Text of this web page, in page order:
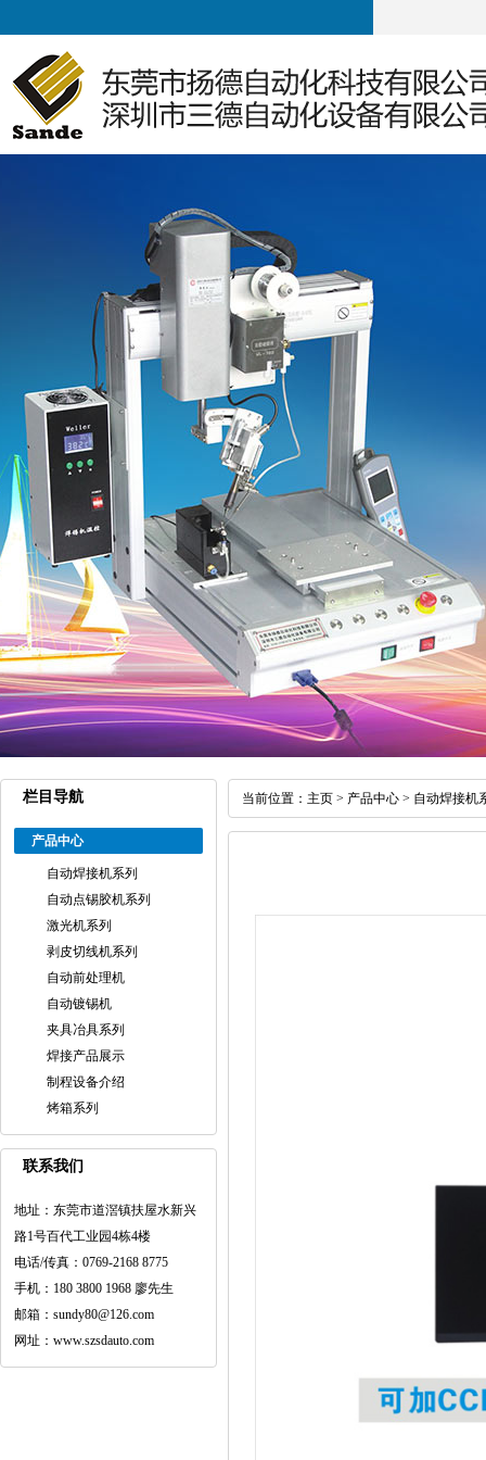
栏目导航
产品中心
自动焊接机系列
自动点锡胶机系列
激光机系列
剥皮切线机系列
自动前处理机
自动镀锡机
夹具冶具系列
焊接产品展示
制程设备介绍
烤箱系列
联系我们
地址：东莞市道滘镇扶屋水新兴
路1号百代工业园4栋4楼
电话/传真：0769-2168 8775
手机：180 3800 1968 廖先生
邮箱：sundy80@126.com
网址：www.szsdauto.com
当前位置： 主页 > 产品中心 > 自动焊接机